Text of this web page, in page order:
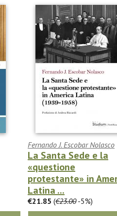
Fernando J. Escobar Nolasco
La Santa Sede e la
«questione
protestante» in
Latina ...
€21.85 (€23.00-5%)